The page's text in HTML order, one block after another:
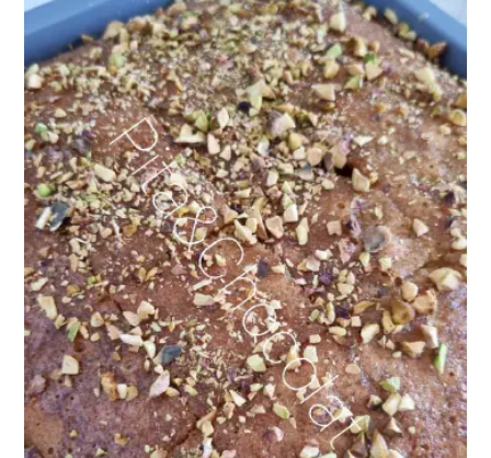
Recevez mes
meilleures recettes
chaque mois
Rejoignez plus de 1 600 abonnés.
Une newsletter par mois, des
recettes de saison et pour les fêtes